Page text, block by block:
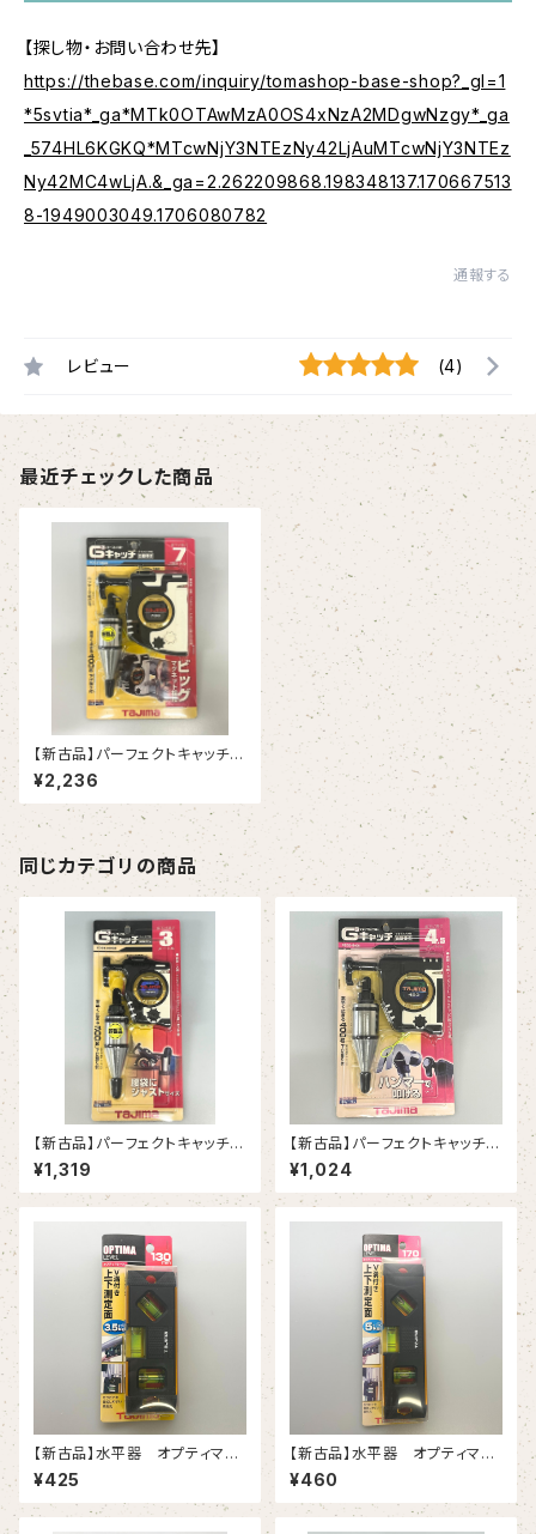
【探し物・お問い合わせ先】
https://thebase.com/inquiry/tomashop-base-shop?_gl=1
*5svtia*_ga*MTk0OTAwMzA0OS4xNzA2MDgwNzgy*_ga
_574HL6KGKQ*MTcwNjY3NTEzNy42LjAuMTcwNjY3NTEz
Ny42MC4wLjA.&_ga=2.262209868.198348137.170667513
8-1949003049.1706080782
通報する
レビュー (4)
最近チェックした商品
【新古品】パーフェクトキャッチ3
G-700 7.0m（タジマ）
¥2,236
同じカテゴリの商品
【新古品】パーフェクトキャッチ3
G-300 3.0m（タジマ）
¥1,319
【新古品】パーフェクトキャッチ3
G-450 4.5m（タジマ）
¥1,024
【新古品】水平器 オプティマレ
ベル 130㎜ゴールド（タジマ）
¥425
【新古品】水平器 オプティマレ
ベル 170㎜ゴールド（タジマ）
¥460